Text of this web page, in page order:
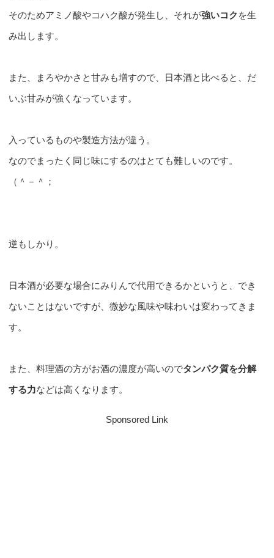
そのためアミノ酸やコハク酸が発生し、それが強いコク を生
み出します。
また、まろやかさと甘みも増すので、日本酒と比べると、だ
いぶ甘みが強くなっています。
入っているものや製造方法が違う。
なのでまったく同じ味にするのはとても難しいのです。
（＾－＾；
逆もしかり。
日本酒が必要な場合にみりんで代用できるかというと、でき
ないことはないですが、微妙な風味や味わいは変わってきま
す。
また、料理酒の方がお酒の濃度が高いのでタンパク質を分解
する力などは高くなります。
Sponsored Link